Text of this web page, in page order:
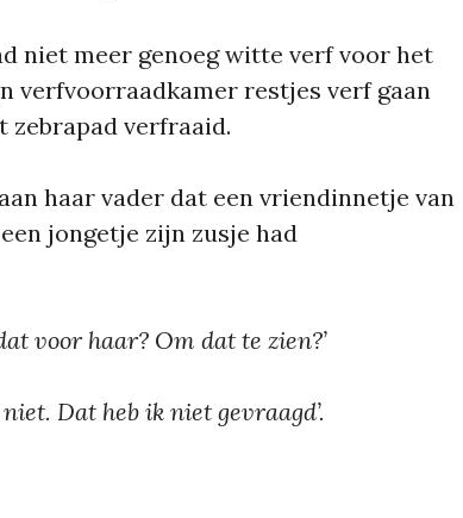
niet meer genoeg witte verf voor het
verfvoorraadkamer restjes verf gaan
zebrapad verfraaid.
haar vader dat een vriendinnetje van
jongetje zijn zusje had
voor haar? Om dat te zien?’
Dat heb ik niet gevraagd’.